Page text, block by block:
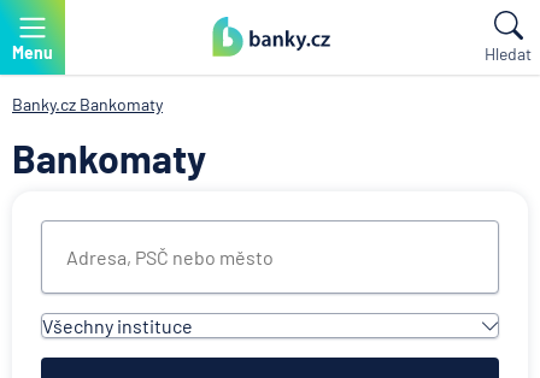
Menu Hledat
Banky.cz Bankomaty
Bankomaty
Všechny instituce
Všechny instituce